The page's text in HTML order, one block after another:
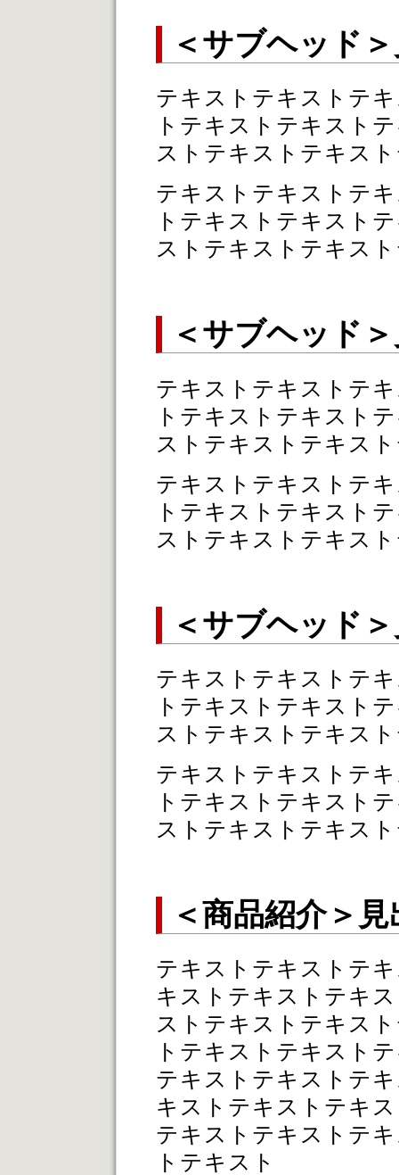
＜サブヘッド
テキストテキストテ
トテキストテキスト
ストテキストテキス
テキストテキストテ
トテキストテキスト
ストテキストテキス
＜サブヘッド
テキストテキストテ
トテキストテキスト
ストテキストテキス
テキストテキストテ
トテキストテキスト
ストテキストテキス
＜サブヘッド
テキストテキストテ
トテキストテキスト
ストテキストテキス
テキストテキストテ
トテキストテキスト
ストテキストテキス
＜商品紹介＞
テキストテキストテ
キストテキストテキ
ストテキストテキス
トテキストテキスト
テキストテキストテ
キストテキストテキ
テキストテキストテ
トテキスト